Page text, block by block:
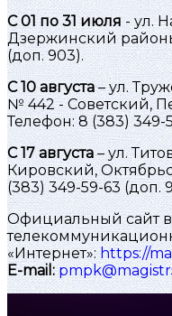
С 01 по 31 июля - ул.
Дзержинский
(доп. 903).
С 10 августа– ул.
№ 442 - Советский,
Телефон: 8 (383) 349-
С 17 августа– ул.
Кировский,
(383) 349-59-63 (доп.
Официальный сайт
«Интернет»:https://
E-mail: